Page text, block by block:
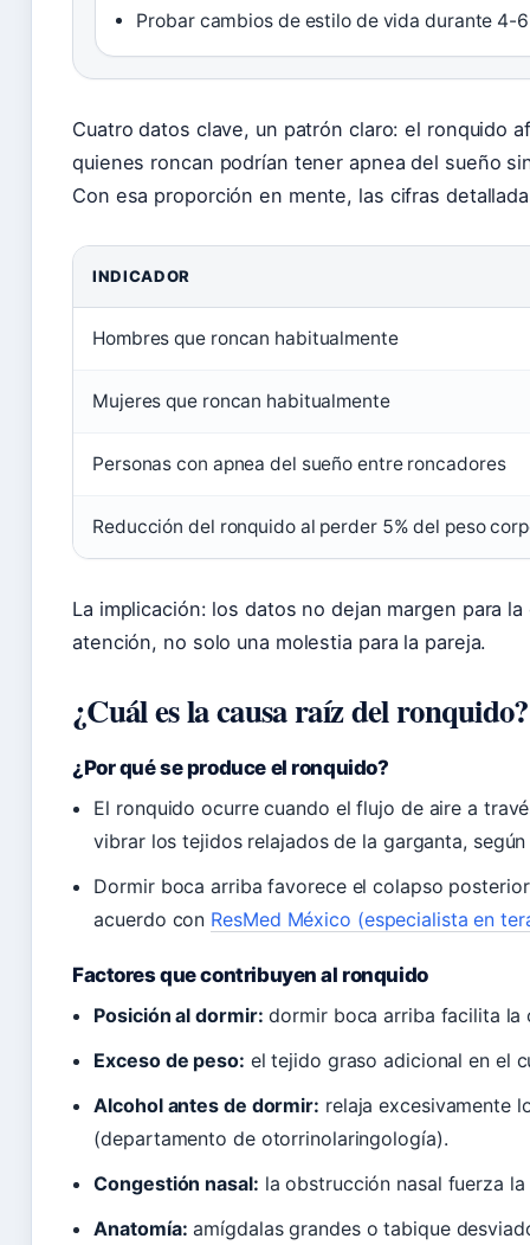
Probar cambios de estilo de vida durante 4-
Cuatro datos clave, un patrón claro: el ronquido
quienes roncan podrían tener apnea del sueño
Con esa proporción en mente, las cifras
INDICADOR
Hombres que roncan habitualmente
Mujeres que roncan habitualmente
Personas con apnea del sueño entre roncadores
Reducción del ronquido al perder 5% del peso
La implicación: los datos no dejan margen para
atención, no solo una molestia para la pareja.
¿Cuál es la causa raíz del ronquido?
¿Por qué se produce el ronquido?
El ronquido ocurre cuando el flujo de aire a
vibrar los tejidos relajados de la garganta,
Dormir boca arriba favorece el colapso
acuerdo con ResMed México (especialista en
Factores que contribuyen al ronquido
Posición al dormir: dormir boca arriba facilita la
Exceso de peso: el tejido graso adicional en el
Alcohol antes de dormir: relaja excesivamente
(departamento de otorrinolaringología).
Congestión nasal: la obstrucción nasal fuerza
Anatomía: amígdalas grandes o tabique